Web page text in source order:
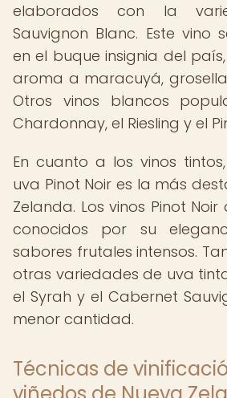
elaborados con la
Sauvignon Blanc. Este vino
en el buque insignia del
aroma a maracuyá,
Otros vinos blancos
Chardonnay, el Riesling y el
En cuanto a los vinos
uva Pinot Noir es la más
Zelanda. Los vinos Pinot
conocidos por su
sabores frutales intensos.
otras variedades de uva
el Syrah y el Cabernet
menor cantidad.
Técnicas de